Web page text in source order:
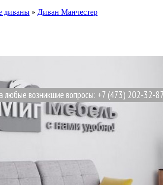
возникшие вопросы: +7 (473) 202-32-87
диваны » Диван Манчестер